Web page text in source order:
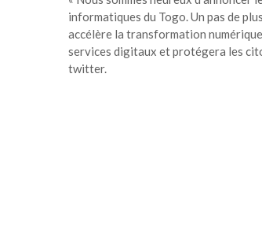
informatiques du Togo. Un pas de
accélère la transformation
services digitaux et protégera les
twitter.